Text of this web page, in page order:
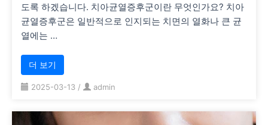
도록 하겠습니다. 치아균열증후군이란 무엇인가요? 치아
균열증후군은 일반적으로 인지되는 치면의 열화나 큰 균
열에는 …
더 보기
2025-03-13 / admin